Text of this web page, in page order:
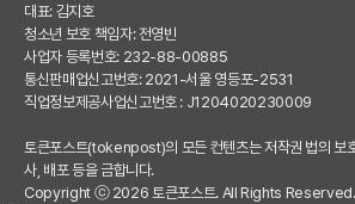
대표: 김지호
청소년 보호 책임자: 전영빈
사업자 등록번호: 232-88-00885
통신판매업신고번호: 2021-서울 영등포-2531
직업정보제공사업신고번호 : J1204020230009
토큰포스트(tokenpost)의 모든 컨텐츠는 저작권 법의 보
사, 배포 등을 금합니다.
Copyright ⓒ 2026 토큰포스트. All Rights Reserved.